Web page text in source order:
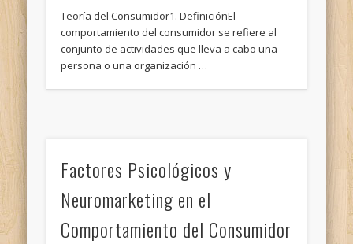
Teoría del Consumidor1. DefiniciónEl
comportamiento del consumidor se refiere al
conjunto de actividades que lleva a cabo una
persona o una organización …
Factores Psicológicos y
Neuromarketing en el
Comportamiento del Consumidor